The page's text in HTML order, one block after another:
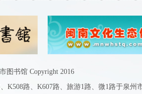
图书馆 Copyright 2016
K508路、K607路、旅游1路、微1路于泉州